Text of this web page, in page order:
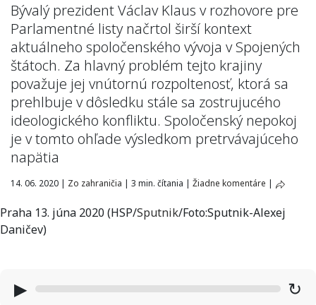
Bývalý prezident Václav Klaus v rozhovore pre
Parlamentné listy načrtol širší kontext
aktuálneho spoločenského vývoja v Spojených
štátoch. Za hlavný problém tejto krajiny
považuje jej vnútornú rozpoltenosť, ktorá sa
prehlbuje v dôsledku stále sa zostrujucého
ideologického konfliktu. Spoločenský nepokoj
je v tomto ohľade výsledkom pretrvávajúceho
napätia
14. 06. 2020 | Zo zahraničia | 3 min. čítania | Žiadne komentáre |
Praha 13. júna 2020 (HSP/Sputnik/Foto:Sputnik-Alexej
Daničev)
▶ ↻